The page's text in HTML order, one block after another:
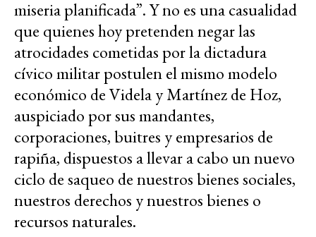
miseria planificada”. Y no es una casualidad
que quienes hoy pretenden negar las
atrocidades cometidas por la dictadura
cívico militar postulen el mismo modelo
económico de Videla y Martínez de Hoz,
auspiciado por sus mandantes,
corporaciones, buitres y empresarios de
rapiña, dispuestos a llevar a cabo un nuevo
ciclo de saqueo de nuestros bienes sociales,
nuestros derechos y nuestros bienes o
recursos naturales.